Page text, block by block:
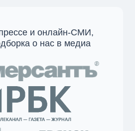
и онлайн-СМИ,
о нас в медиа